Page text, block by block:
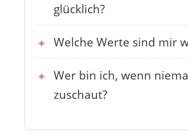
glücklich?
Welche Werte sind mir
Wer bin ich, wenn
zuschaut?